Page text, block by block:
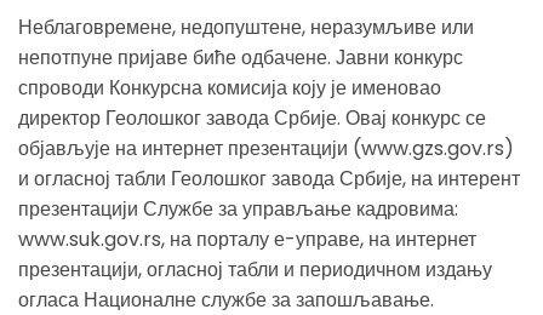
Неблаговремене, недопуштене, неразумљиве или
непотпуне пријаве биће одбачене. Јавни конкурс
спроводи Конкурсна комисија коју је именовао
директор Геолошког завода Србије. Овај конкурс се
објављује на интернет презентацији (www.gzs.gov.rs)
и огласној табли Геолошког завода Србије, на интерент
презентацији Службе за управљање кадровима:
www.suk.gov.rs, на порталу е-управе, на интернет
презентацији, огласној табли и периодичном издању
огласа Националне службе за запошљавање.